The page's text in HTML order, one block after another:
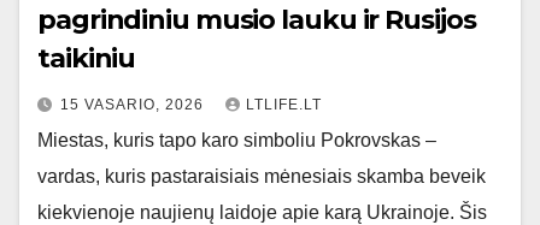
pagrindiniu musio lauku ir Rusijos
taikiniu
15 VASARIO, 2026 LTLIFE.LT
Miestas, kuris tapo karo simboliu Pokrovskas –
vardas, kuris pastaraisiais mėnesiais skamba beveik
kiekvienoje naujienų laidoje apie karą Ukrainoje. Šis